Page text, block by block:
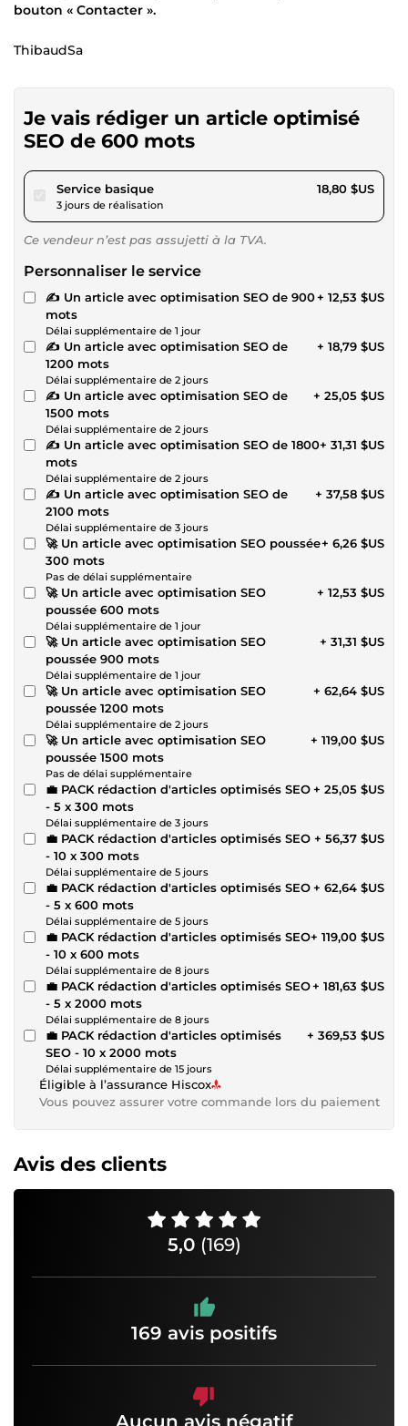
bouton « Contacter ».
ThibaudSa
Je vais rédiger un article optimisé
SEO de 600 mots
Service basiquepour 17,32 $US
3 jours de réalisation
18,80 $US
Ce vendeur n’est pas assujetti à la TVA.
Personnaliser le service
✍ Un article avec optimisation SEO de 900
mots
Délai supplémentaire de 1 jour
+ 12,53 $US
✍ Un article avec optimisation SEO de
1200 mots
Délai supplémentaire de 2 jours
+ 18,79 $US
✍ Un article avec optimisation SEO de
1500 mots
Délai supplémentaire de 2 jours
+ 25,05 $US
✍ Un article avec optimisation SEO de 1800
mots
Délai supplémentaire de 2 jours
+ 31,31 $US
✍ Un article avec optimisation SEO de
2100 mots
Délai supplémentaire de 3 jours
+ 37,58 $US
🚀 Un article avec optimisation SEO poussée
300 mots
Pas de délai supplémentaire
+ 6,26 $US
🚀 Un article avec optimisation SEO
poussée 600 mots
Délai supplémentaire de 1 jour
+ 12,53 $US
🚀 Un article avec optimisation SEO
poussée 900 mots
Délai supplémentaire de 1 jour
+ 31,31 $US
🚀 Un article avec optimisation SEO
poussée 1200 mots
Délai supplémentaire de 2 jours
+ 62,64 $US
🚀 Un article avec optimisation SEO
poussée 1500 mots
Pas de délai supplémentaire
+ 119,00 $US
💼 PACK rédaction d'articles optimisés SEO
- 5 x 300 mots
Délai supplémentaire de 3 jours
+ 25,05 $US
💼 PACK rédaction d'articles optimisés SEO
- 10 x 300 mots
Délai supplémentaire de 5 jours
+ 56,37 $US
💼 PACK rédaction d'articles optimisés SEO
- 5 x 600 mots
Délai supplémentaire de 5 jours
+ 62,64 $US
💼 PACK rédaction d'articles optimisés SEO
- 10 x 600 mots
Délai supplémentaire de 8 jours
+ 119,00 $US
💼 PACK rédaction d'articles optimisés SEO
- 5 x 2000 mots
Délai supplémentaire de 8 jours
+ 181,63 $US
💼 PACK rédaction d'articles optimisés
SEO - 10 x 2000 mots
Délai supplémentaire de 15 jours
+ 369,53 $US
Éligible à l’assurance Hiscox
Vous pouvez assurer votre commande lors du paiement
Avis des clients
5,0 (169)
169 avis positifs
Aucun avis négatif